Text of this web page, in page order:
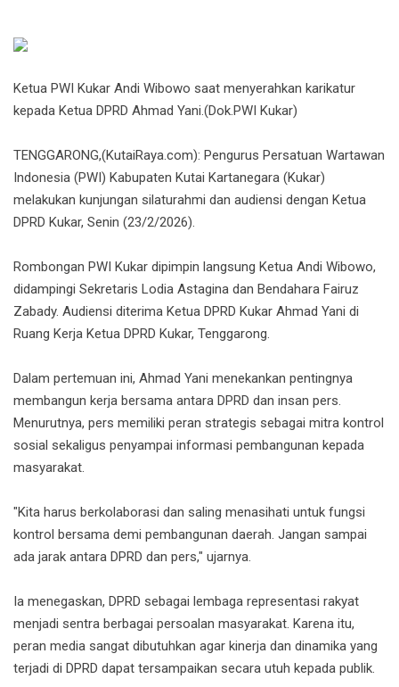
Ketua PWI Kukar Andi Wibowo saat menyerahkan karikatur
kepada Ketua DPRD Ahmad Yani.(Dok.PWI Kukar)
TENGGARONG,(KutaiRaya.com): Pengurus Persatuan Wartawan
Indonesia (PWI) Kabupaten Kutai Kartanegara (Kukar)
melakukan kunjungan silaturahmi dan audiensi dengan Ketua
DPRD Kukar, Senin (23/2/2026).
Rombongan PWI Kukar dipimpin langsung Ketua Andi Wibowo,
didampingi Sekretaris Lodia Astagina dan Bendahara Fairuz
Zabady. Audiensi diterima Ketua DPRD Kukar Ahmad Yani di
Ruang Kerja Ketua DPRD Kukar, Tenggarong.
Dalam pertemuan ini, Ahmad Yani menekankan pentingnya
membangun kerja bersama antara DPRD dan insan pers.
Menurutnya, pers memiliki peran strategis sebagai mitra kontrol
sosial sekaligus penyampai informasi pembangunan kepada
masyarakat.
"Kita harus berkolaborasi dan saling menasihati untuk fungsi
kontrol bersama demi pembangunan daerah. Jangan sampai
ada jarak antara DPRD dan pers," ujarnya.
Ia menegaskan, DPRD sebagai lembaga representasi rakyat
menjadi sentra berbagai persoalan masyarakat. Karena itu,
peran media sangat dibutuhkan agar kinerja dan dinamika yang
terjadi di DPRD dapat tersampaikan secara utuh kepada publik.